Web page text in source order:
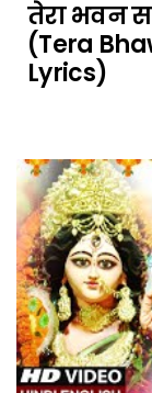
तेरा भवन
(Tera
Lyrics)